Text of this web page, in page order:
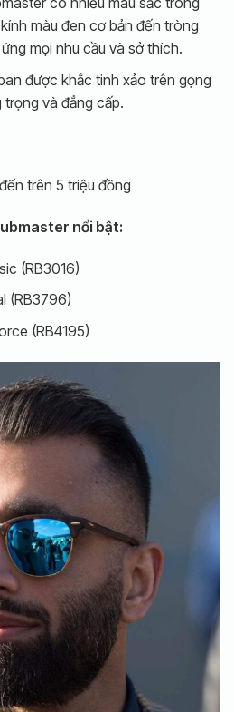
màu đen cơ bản đến tròng
mọi nhu cầu và sở thích.
được khắc tinh xảo trên gọng
và đẳng cấp.
trên 5 triệu đồng
nổi bật:
(RB3016)
(RB3796)
(RB4195)